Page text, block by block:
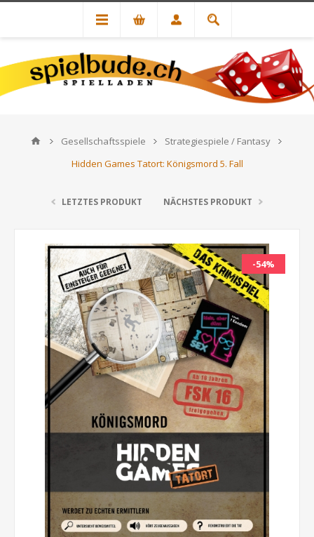
Gesellschaftsspiele
Strategiespiele / Fantasy
Hidden Games Tatort: Königsmord 5. Fall
LETZTES PRODUKT NÄCHSTES PRODUKT
-54%